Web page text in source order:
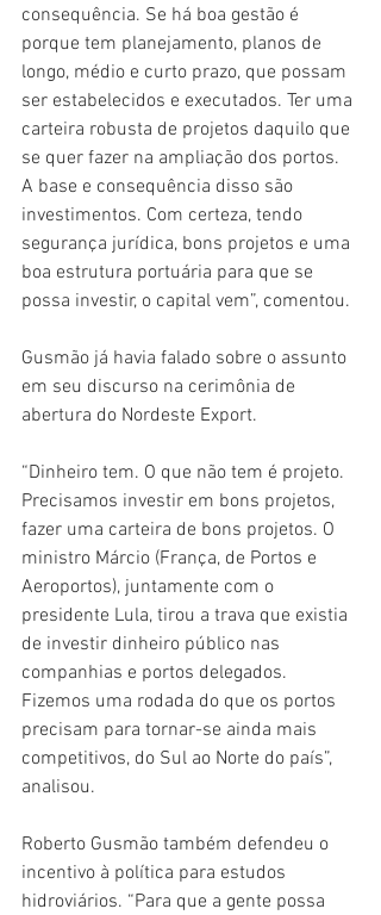
consequência. Se há boa gestão é
porque tem planejamento, planos de
longo, médio e curto prazo, que possam
ser estabelecidos e executados. Ter uma
carteira robusta de projetos daquilo que
se quer fazer na ampliação dos portos.
A base e consequência disso são
investimentos. Com certeza, tendo
segurança jurídica, bons projetos e uma
boa estrutura portuária para que se
possa investir, o capital vem”, comentou.
Gusmão já havia falado sobre o assunto
em seu discurso na cerimônia de
abertura do Nordeste Export.
“Dinheiro tem. O que não tem é projeto.
Precisamos investir em bons projetos,
fazer uma carteira de bons projetos. O
ministro Márcio (França, de Portos e
Aeroportos), juntamente com o
presidente Lula, tirou a trava que existia
de investir dinheiro público nas
companhias e portos delegados.
Fizemos uma rodada do que os portos
precisam para tornar-se ainda mais
competitivos, do Sul ao Norte do país”,
analisou.
Roberto Gusmão também defendeu o
incentivo à política para estudos
hidroviários. “Para que a gente possa